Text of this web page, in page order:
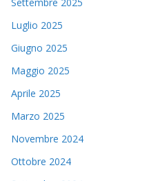
Luglio 2025
Giugno 2025
Maggio 2025
Aprile 2025
Marzo 2025
Novembre 2024
Ottobre 2024